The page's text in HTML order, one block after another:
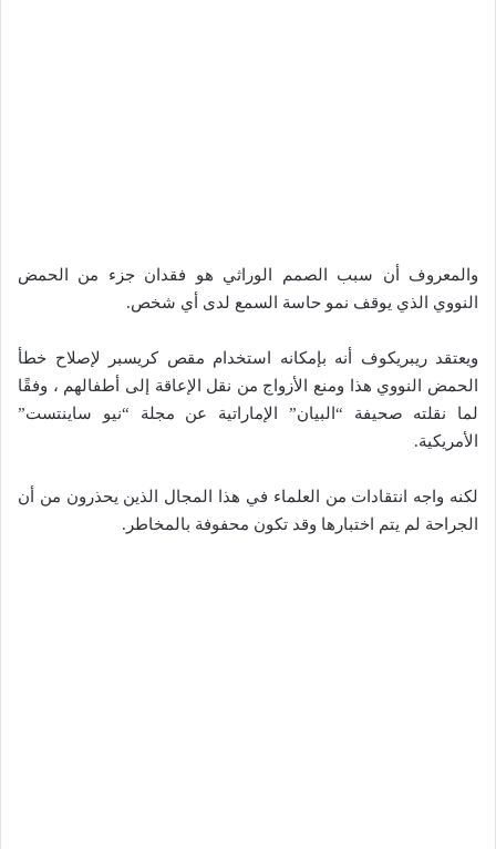
والمعروف أن سبب الصمم الوراثي هو فقدان جزء من الحمض
النووي الذي يوقف نمو حاسة السمع لدى أي شخص.
ويعتقد ريبريكوف أنه بإمكانه استخدام مقص كريسبر لإصلاح خطأ
الحمض النووي هذا ومنع الأزواج من نقل الإعاقة إلى أطفالهم ، وفقًا
لما نقلته صحيفة “البيان” الإماراتية عن مجلة “نيو ساينتست”
الأمريكية.
لكنه واجه انتقادات من العلماء في هذا المجال الذين يحذرون من أن
الجراحة لم يتم اختبارها وقد تكون محفوفة بالمخاطر.